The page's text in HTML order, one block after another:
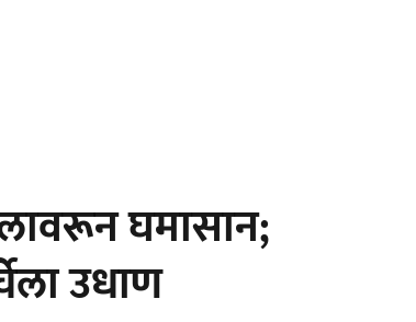
घमासान;
उधाण